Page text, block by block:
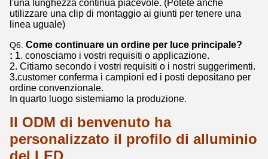
l'una lunghezza continua piacevole. (Potete anche
utilizzare una clip di montaggio ai giunti per tenere una
linea uguale)
Q6. Come continuare un ordine per luce principale?
: 1. conosciamo i vostri requisiti o applicazione.
2. Citiamo secondo i vostri requisiti o i nostri suggerimenti.
3.customer conferma i campioni ed i posti depositano per
ordine convenzionale.
In quarto luogo sistemiamo la produzione.
Il ODM di benvenuto ha
personalizzato il profilo di alluminio
del LED